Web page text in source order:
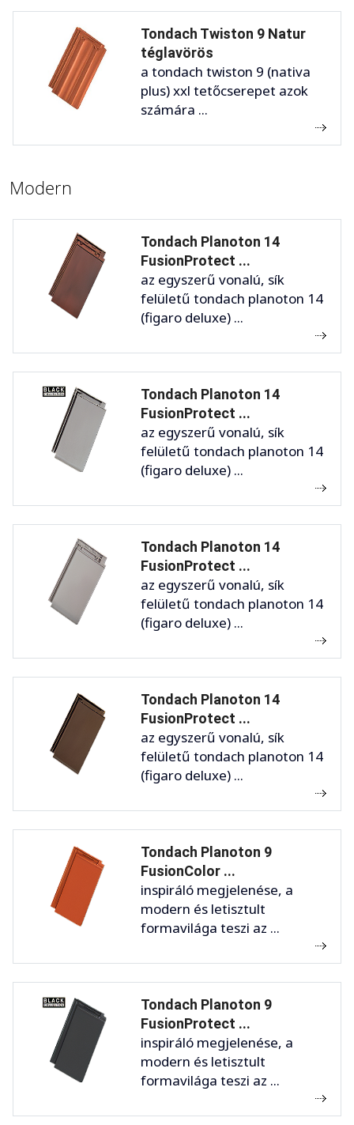
Tondach Twiston 9 Natur
téglavörös
a tondach twiston 9 (nativa
plus) xxl tetőcserepet azok
számára ...
Modern
Tondach Planoton 14
FusionProtect ...
az egyszerű vonalú, sík
felületű tondach planoton 14
(figaro deluxe) ...
Tondach Planoton 14
FusionProtect ...
az egyszerű vonalú, sík
felületű tondach planoton 14
(figaro deluxe) ...
Tondach Planoton 14
FusionProtect ...
az egyszerű vonalú, sík
felületű tondach planoton 14
(figaro deluxe) ...
Tondach Planoton 14
FusionProtect ...
az egyszerű vonalú, sík
felületű tondach planoton 14
(figaro deluxe) ...
Tondach Planoton 9
FusionColor ...
inspiráló megjelenése, a
modern és letisztult
formavilága teszi az ...
Tondach Planoton 9
FusionProtect ...
inspiráló megjelenése, a
modern és letisztult
formavilága teszi az ...